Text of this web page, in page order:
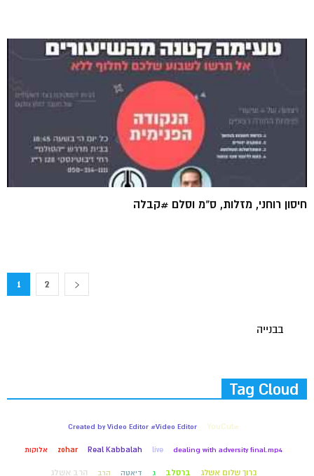
חיסון רוחני, מזלות, ס"מ וסלם #קבלה
1 2
בבנייה
Tag Cloud
#YouCut
Created by Video Editor #Video Editor
dealing with adversity final.mp4
live
Real Kabbalah
zohar אלוקות
ברוך שלום אשלג ברסלב ג דיאטה הרב הרב אשלג